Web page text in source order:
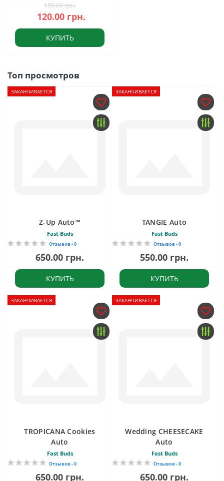
155.00 грн.
120.00 грн.
КУПИТЬ
Топ просмотров
ЗАКАНЧИВАЕТСЯ
Z-Up Auto™
Fast Buds
Отзывов - 0
650.00 грн.
КУПИТЬ
ЗАКАНЧИВАЕТСЯ
TANGIE Auto
Fast Buds
Отзывов - 0
550.00 грн.
КУПИТЬ
ЗАКАНЧИВАЕТСЯ
TROPICANA Cookies
Auto
Fast Buds
Отзывов - 0
650.00 грн.
ЗАКАНЧИВАЕТСЯ
Wedding CHEESECAKE
Auto
Fast Buds
Отзывов - 0
650.00 грн.